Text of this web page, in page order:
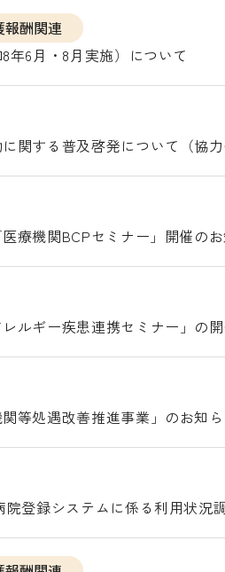
報酬関連
年6月・8月実施）について
関する普及啓発について（協力
療機関BCPセミナー」開催の
ルギー疾患連携セミナー」の
等処遇改善推進事業」のお知
登録システムに係る利用状況